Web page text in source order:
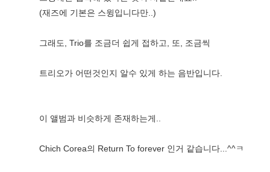
(재즈에 기본은 스윙입니다만..)
그래도, Trio를 조금더 쉽게 접하고, 또, 조금씩
트리오가 어떤것인지 알수 있게 하는 음반입니다.
이 앨범과 비슷하게 존재하는게..
Chich Corea의 Return To forever 인거 같습니다...^^ㅋ